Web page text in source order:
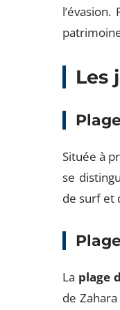
Les
Située à
se
de surf et
La plage
de